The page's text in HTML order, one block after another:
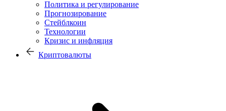
Политика и регулирование
Прогнозирование
Стейблкоин
Технологии
Кризис и инфляция
Криптовалюты